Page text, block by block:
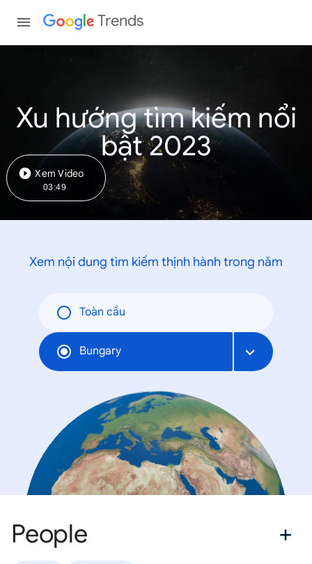
Trends
Xu hướng tìm kiếm nổi
bật 2023
Xem Video
03:49
Xem nội dung tìm kiếm thịnh hành trong năm
Toàn cầu
Bungary
People